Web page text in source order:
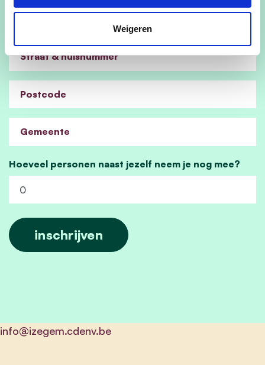
Weigeren
Straat & huisnummer
Postcode
Gemeente
Hoeveel personen naast jezelf neem je nog mee?
info@izegem.cdenv.be